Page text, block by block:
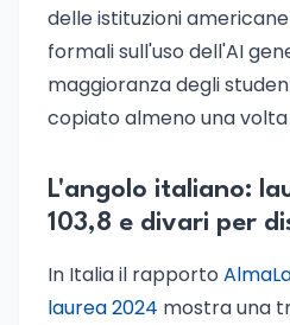
delle istituzioni
formali sull'uso dell'AI
maggioranza degli
copiato almeno una
L'angolo italiano:
103,8 e divari per
In Italia il rapporto
laurea 2024 mostra una